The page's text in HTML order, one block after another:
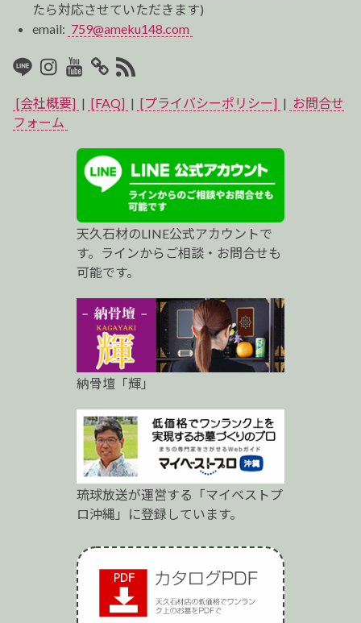
たら対応させていただきます)
email: 759@ameku148.com
LINEInstagram
Youtube
マ
イ
ス
ト
ロ
RSS2
[会社概要] | [FAQ] | [プライバシーポリシー] | お問合せ
フォーム
天久石材のLINE公式アカウントで
す。ラインからご相談・お問合せも
可能です。
納骨壇「輝」
琉球放送が運営する「マイベストプ
ロ沖縄」に登録しています。